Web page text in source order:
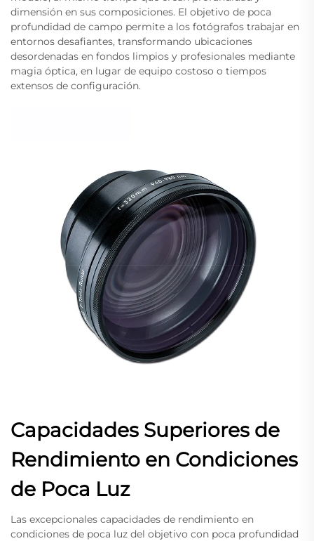
dimensión en sus composiciones. El objetivo de poca
profundidad de campo permite a los fotógrafos trabajar en
entornos desafiantes, transformando ubicaciones
desordenadas en fondos limpios y profesionales mediante
magia óptica, en lugar de equipo costoso o tiempos
extensos de configuración.
Capacidades Superiores de
Rendimiento en Condiciones
de Poca Luz
Las excepcionales capacidades de rendimiento en
condiciones de poca luz del objetivo con poca profundidad